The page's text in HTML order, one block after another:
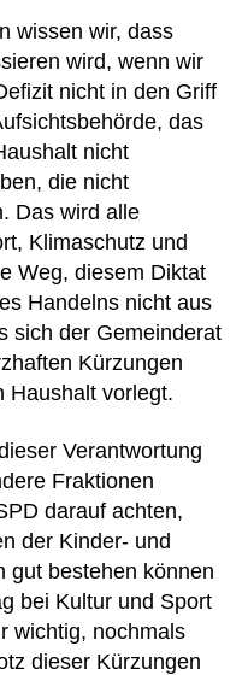
wissen wir, dass
wird, wenn wir
nicht in den Griff
das
nicht
die nicht
Das wird alle
Klimaschutz und
Weg, diesem Diktat
Handelns nicht aus
sich der Gemeinderat
Kürzungen
Haushalt vorlegt.
Verantwortung
Fraktionen
darauf achten,
der Kinder- und
gut bestehen können
bei Kultur und Sport
wichtig, nochmals
dieser Kürzungen